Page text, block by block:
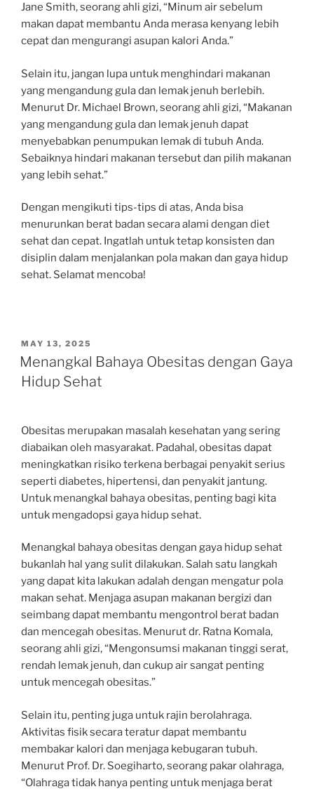
Jane Smith, seorang ahli gizi, “Minum air sebelum
makan dapat membantu Anda merasa kenyang lebih
cepat dan mengurangi asupan kalori Anda.”
Selain itu, jangan lupa untuk menghindari makanan
yang mengandung gula dan lemak jenuh berlebih.
Menurut Dr. Michael Brown, seorang ahli gizi, “Makanan
yang mengandung gula dan lemak jenuh dapat
menyebabkan penumpukan lemak di tubuh Anda.
Sebaiknya hindari makanan tersebut dan pilih makanan
yang lebih sehat.”
Dengan mengikuti tips-tips di atas, Anda bisa
menurunkan berat badan secara alami dengan diet
sehat dan cepat. Ingatlah untuk tetap konsisten dan
disiplin dalam menjalankan pola makan dan gaya hidup
sehat. Selamat mencoba!
POSTED
ON
MAY 13, 2025
Menangkal Bahaya Obesitas dengan Gaya
Hidup Sehat
Obesitas merupakan masalah kesehatan yang sering
diabaikan oleh masyarakat. Padahal, obesitas dapat
meningkatkan risiko terkena berbagai penyakit serius
seperti diabetes, hipertensi, dan penyakit jantung.
Untuk menangkal bahaya obesitas, penting bagi kita
untuk mengadopsi gaya hidup sehat.
Menangkal bahaya obesitas dengan gaya hidup sehat
bukanlah hal yang sulit dilakukan. Salah satu langkah
yang dapat kita lakukan adalah dengan mengatur pola
makan sehat. Menjaga asupan makanan bergizi dan
seimbang dapat membantu mengontrol berat badan
dan mencegah obesitas. Menurut dr. Ratna Komala,
seorang ahli gizi, “Mengonsumsi makanan tinggi serat,
rendah lemak jenuh, dan cukup air sangat penting
untuk mencegah obesitas.”
Selain itu, penting juga untuk rajin berolahraga.
Aktivitas fisik secara teratur dapat membantu
membakar kalori dan menjaga kebugaran tubuh.
Menurut Prof. Dr. Soegiharto, seorang pakar olahraga,
“Olahraga tidak hanya penting untuk menjaga berat